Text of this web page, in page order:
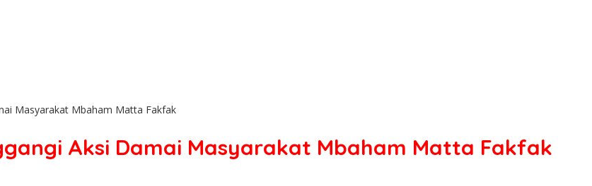
Masyarakat Mbaham Matta Fakfak
Aksi Damai Masyarakat Mbaham Matta Fakfak